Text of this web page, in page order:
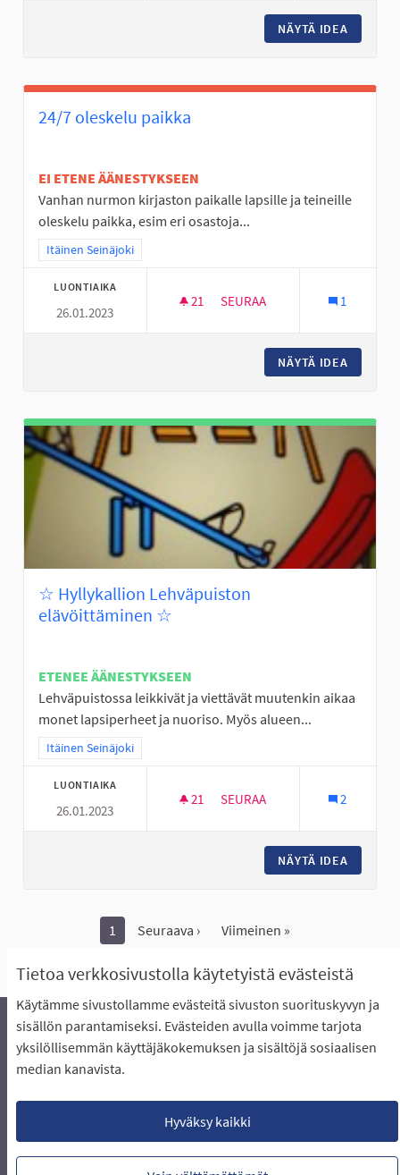
Tietoa verkkosivustolla käytetyistä evästeistä
Käytämme sivustollamme evästeitä sivuston suorituskyvyn ja
sisällön parantamiseksi. Evästeiden avulla voimme tarjota
yksilöllisemmän käyttäjäkokemuksen ja sisältöjä sosiaalisen
median kanavista.
Hyväksy kaikki
NÄYTÄ IDEA
24/7 oleskelu paikka
EI ETENE ÄÄNESTYKSEEN
Vanhan nurmon kirjaston paikalle lapsille ja teineille
oleskelu paikka, esim eri osastoja...
Rajaa tulokset teeman mukaan: Itäinen Seinäjoki
Itäinen Seinäjoki
LUONTIAIKA
26.01.2023
21 21 SEURAAJAA
SEURAA 1
NÄYTÄ IDEA
☆ Hyllykallion Lehväpuiston
elävöittäminen ☆
ETENEE ÄÄNESTYKSEEN
Lehväpuistossa leikkivät ja viettävät muutenkin aikaa
monet lapsiperheet ja nuoriso. Myös alueen...
Rajaa tulokset teeman mukaan: Itäinen Seinäjoki
Itäinen Seinäjoki
LUONTIAIKA
26.01.2023
21 21 SEURAAJAA
SEURAA 2
NÄYTÄ IDEA
1 Seuraava › Viimeinen »
Näytä kaikki peruutetut ideat
Äänestyksen pikaohjeet
Usein kysytyt kysymykset
Näin äänestät Asukasbudjetissa
Lataa avoimet datatiedostot
Evästeasetukset